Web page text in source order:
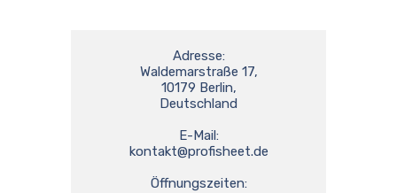
Adresse:
Waldemarstraße 17,
10179 Berlin,
Deutschland
kontakt@profisheet.de
Öffnungszeiten: